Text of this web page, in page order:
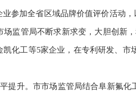
参加全省区域品牌价值评价活动
监管局不断求新求变，大胆创新
化工等5家企业，在专利研发、
升。市市场监管局结合阜新氟化